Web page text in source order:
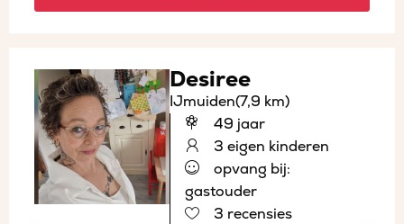
Desiree
IJmuiden(7,9 km)
49 jaar
3 eigen kinderen
opvang bij:
gastouder
3 recensies